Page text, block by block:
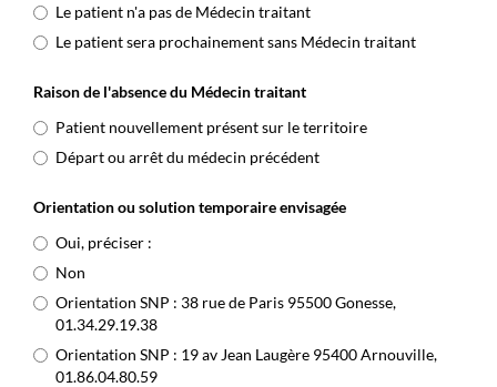
Le patient n'a pas de Médecin traitant
Le patient sera prochainement sans Médecin traitant
Raison de l'absence du Médecin traitant
Patient nouvellement présent sur le territoire
Départ ou arrêt du médecin précédent
Orientation ou solution temporaire envisagée
Oui, préciser :
Non
Orientation SNP : 38 rue de Paris 95500 Gonesse,
01.34.29.19.38
Orientation SNP : 19 av Jean Laugère 95400 Arnouville,
01.86.04.80.59